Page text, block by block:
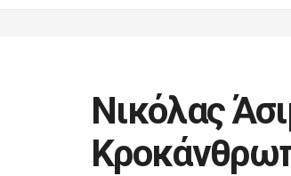
Νικόλας